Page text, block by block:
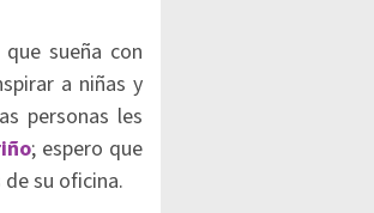
sueña con
a niñas y
personas les
; espero que
su oficina.